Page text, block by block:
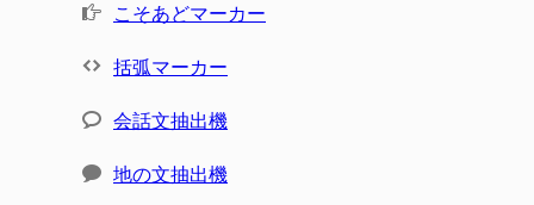
こそあどマーカー
括弧マーカー
会話文抽出機
地の文抽出機